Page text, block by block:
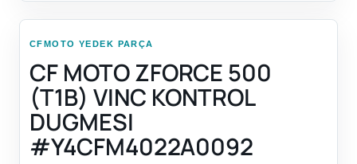
CFMOTO YEDEK PARÇA
CF MOTO ZFORCE 500
(T1B) VINC KONTROL
DUGMESI
#Y4CFM4022A0092